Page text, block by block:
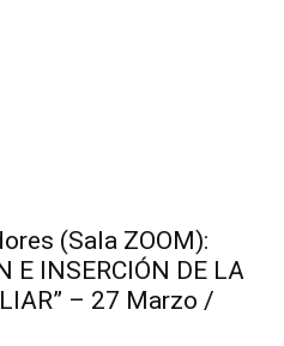
(Sala ZOOM):
E INSERCIÓN DE LA
– 27 Marzo /